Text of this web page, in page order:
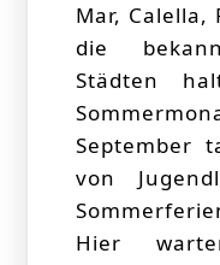
Mar, Calella,
die
Städten
September
von
Hier